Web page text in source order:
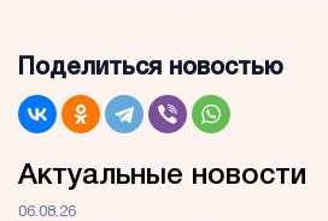
Поделиться новостью
Актуальные новости
06.08.26